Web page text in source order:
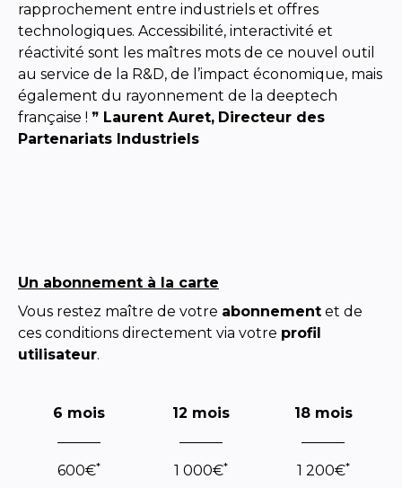
rapprochement entre industriels et offres
technologiques. Accessibilité, interactivité et
réactivité sont les maîtres mots de ce nouvel outil
au service de la R&D, de l’impact économique, mais
également du rayonnement de la deeptech
française ! ❞ Laurent Auret, Directeur des
Partenariats Industriels
Un abonnement à la carte
Vous restez maître de votre abonnement et de
ces conditions directement via votre profil
utilisateur.
6 mois
———
600€*
12 mois
———
1 000€*
18 mois
———
1 200€*